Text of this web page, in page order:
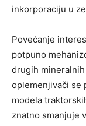
inkorporaciju u
Povećanje
potpuno
drugih
oplemenjivači se
modela
znatno smanjuje